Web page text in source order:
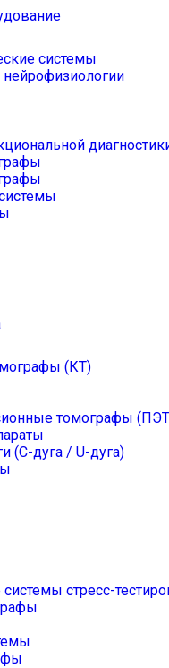
системы
(КТ)
томографы
(С-дуга / U-дуга)
стресс-